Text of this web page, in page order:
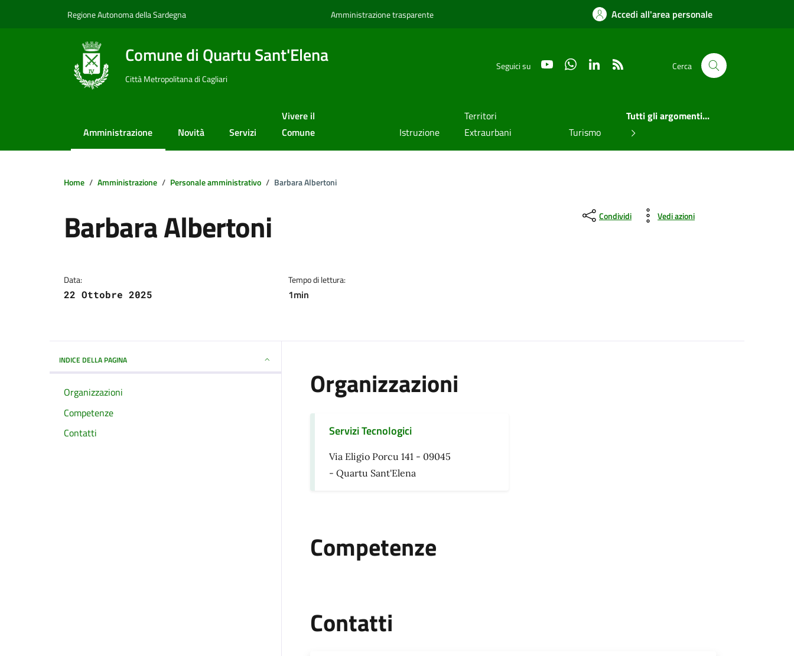
Regione Autonoma della Sardegna Amministrazione trasparente Accedi all'area personale
Comune di Quartu Sant'Elena
Città Metropolitana di Cagliari
Seguici su YouTube WhatsAppLinkedIn Cerca
Amministrazione Novità Servizi
Vivere il
Comune
Istruzione
Territori
Extraurbani
Turismo
Tutti gli argomenti...
Home Amministrazione Personale amministrativo Barbara Albertoni
Barbara Albertoni
Data:
22 Ottobre 2025
Tempo di lettura:
1min
Condividi Vedi azioni
INDICE DELLA PAGINA
Organizzazioni
Competenze
Contatti
Organizzazioni
Servizi Tecnologici
Via Eligio Porcu 141 - 09045
- Quartu Sant'Elena
Competenze
Contatti